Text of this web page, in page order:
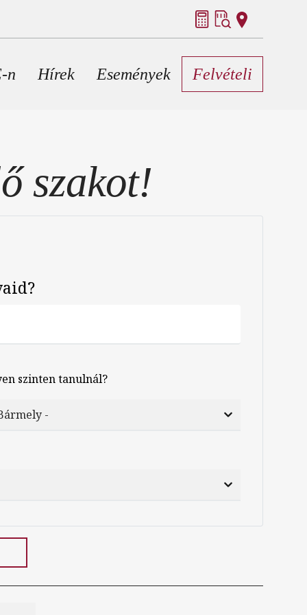
n Hírek Események Felvételi
szakot!
szinten tanulnál?